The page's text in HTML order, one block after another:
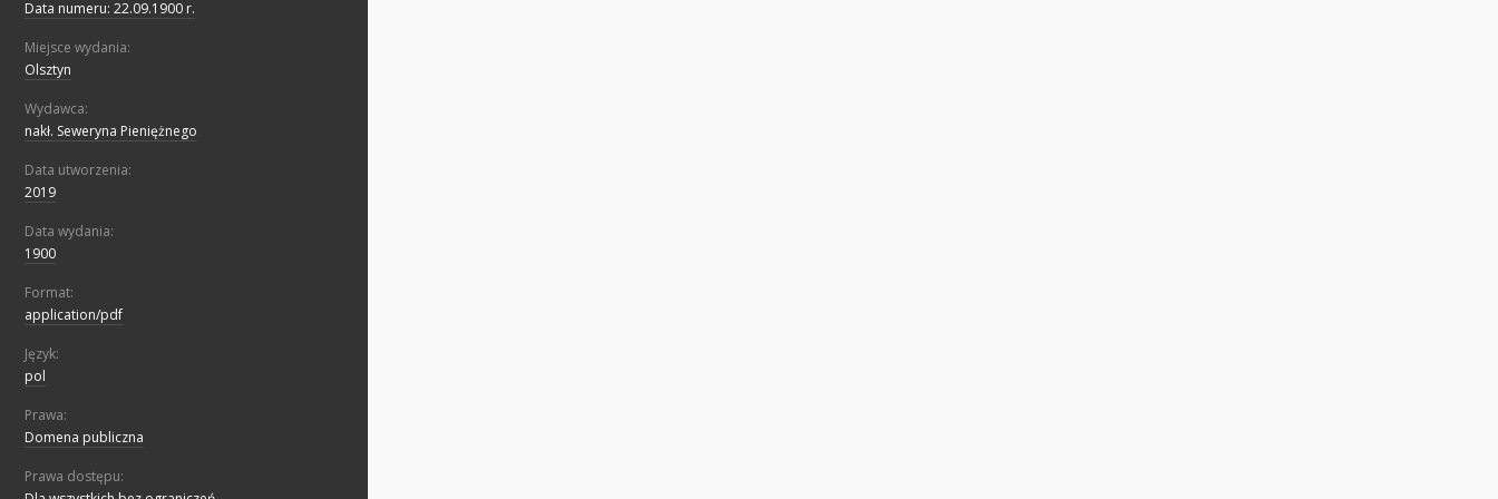
Data numeru: 22.09.1900 r.
Miejsce wydania:
Olsztyn
Wydawca:
nakł. Seweryna Pieniężnego
Data utworzenia:
2019
Data wydania:
1900
Format:
application/pdf
Język:
pol
Prawa:
Domena publiczna
Prawa dostępu: